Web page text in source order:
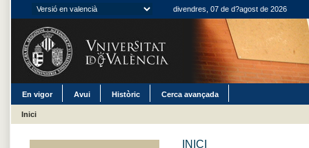
divendres, 07 de d?agost de 2026
En vigor Avui Històric Cerca avançada
Inici
INICI